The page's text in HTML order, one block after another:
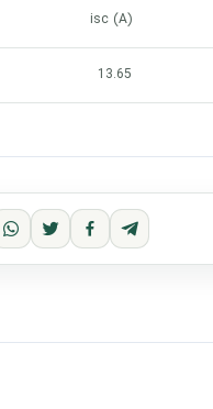
isc (A)
13.65